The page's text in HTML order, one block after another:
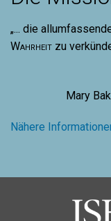
„... die
Wahrheit zu
Mary Baker
Nähere